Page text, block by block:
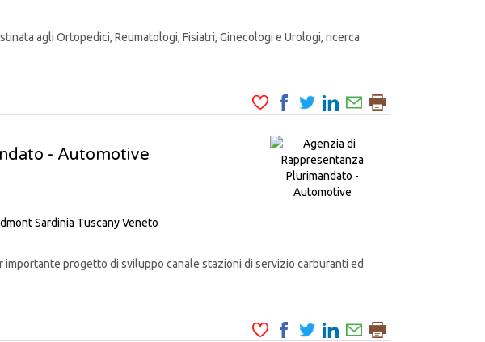
agli Ortopedici, Reumatologi, Fisiatri, Ginecologi e Urologi, ricerca
- Automotive
Sardinia TuscanyVeneto
importante progetto di sviluppo canale stazioni di servizio carburanti ed